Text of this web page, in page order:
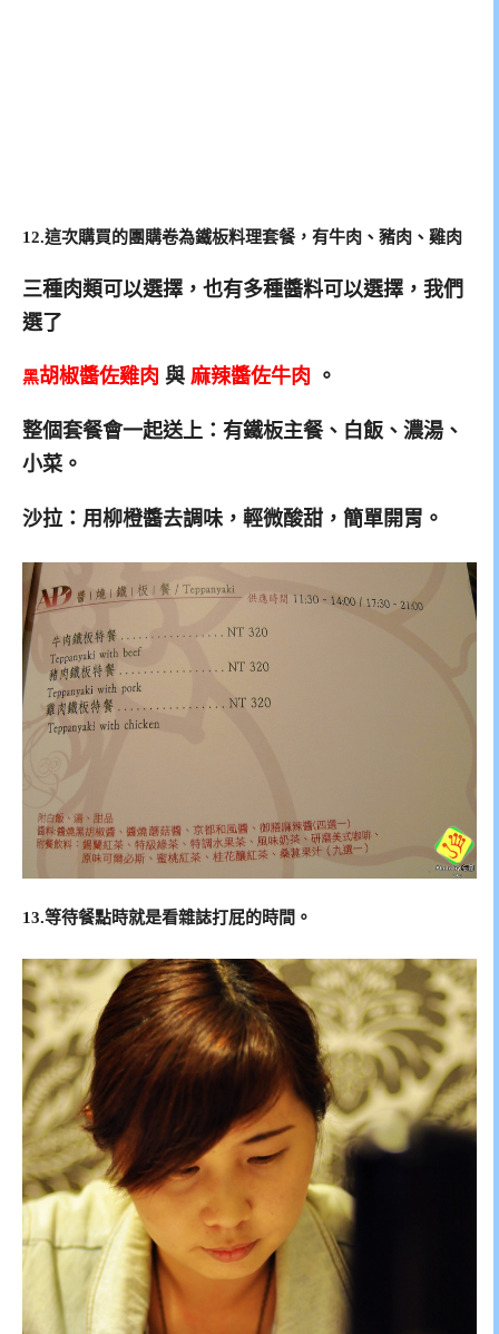
12.這次購買的團購卷為鐵板料理套餐，有牛肉、豬肉、雞肉
三種肉類可以選擇，也有多種醬料可以選擇，我們
選了
黑胡椒醬佐雞肉 與 麻辣醬佐牛肉 。
整個套餐會一起送上：有鐵板主餐、白飯、濃湯、
小菜。
沙拉：用柳橙醬去調味，輕微酸甜，簡單開胃。
13.等待餐點時就是看雜誌打屁的時間。